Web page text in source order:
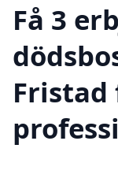
Få 3
Fristad